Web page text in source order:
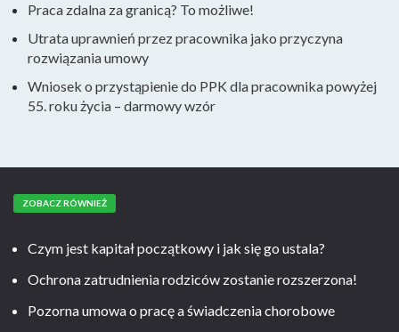
Praca zdalna za granicą? To możliwe!
Utrata uprawnień przez pracownika jako przyczyna
rozwiązania umowy
Wniosek o przystąpienie do PPK dla pracownika powyżej
55. roku życia – darmowy wzór
ZOBACZ RÓWNIEŻ
Czym jest kapitał początkowy i jak się go ustala?
Ochrona zatrudnienia rodziców zostanie rozszerzona!
Pozorna umowa o pracę a świadczenia chorobowe